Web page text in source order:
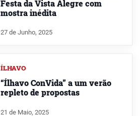
Festa da Vista Alegre com
mostra inédita
27 de Junho, 2025
ÍLHAVO
“Ílhavo ConVida” a um verão
repleto de propostas
21 de Maio, 2025